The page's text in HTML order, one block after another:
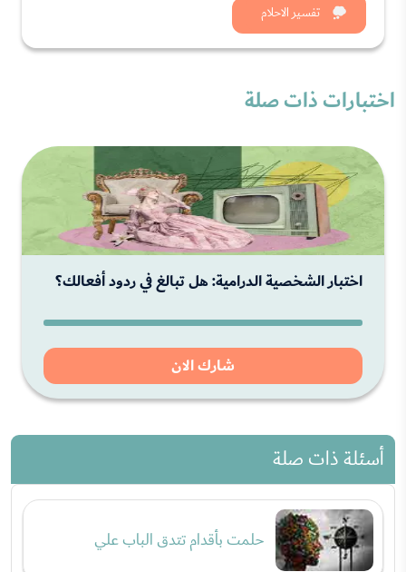
تفسير الاحلام
شاهد الان
اختبارات ذات صلة
اختبار الشخصية الدرامية: هل تبالغ في ردود أفعالك؟
شارك الان
أسئلة ذات صلة
حلمت بأقدام تتدق الباب علي